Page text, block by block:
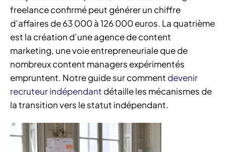
freelance confirmé peut générer un chiffre
d’affaires de 63 000 à 126 000 euros. La quatrième
est la création d’une agence de content
marketing, une voie entrepreneuriale que de
nombreux content managers expérimentés
empruntent. Notre guide sur comment devenir
recruteur indépendant détaille les mécanismes de
la transition vers le statut indépendant.